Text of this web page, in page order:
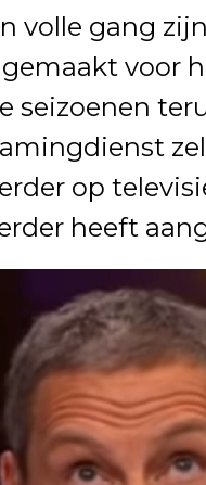
volle gang
voor
seizoenen
op
heeft